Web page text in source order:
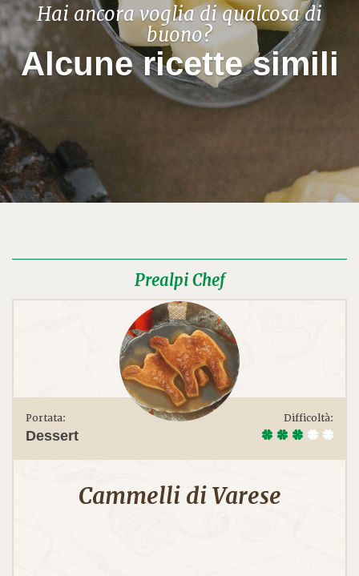
Hai ancora voglia di qualcosa di
buono?
Alcune ricette simili
Prealpi Chef
Portata:
Dessert
Difficoltà:
Cammelli di Varese